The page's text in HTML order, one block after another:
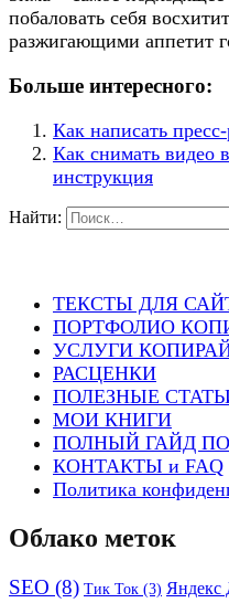
побаловать себя
разжигающими аппетит
Больше интересного:
Как написать
Как снимать видео
инструкция
Найти:
ТЕКСТЫ ДЛЯ
ПОРТФОЛИО
УСЛУГИ
РАСЦЕНКИ
ПОЛЕЗНЫЕ
МОИ КНИГИ
ПОЛНЫЙ ГАЙД
КОНТАКТЫ и FAQ
Политика
Облако меток
SEO (8) Тик Ток (3) Яндекс